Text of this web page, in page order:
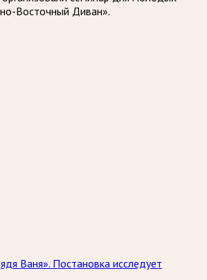
Восточный Диван».
Ваня». Постановка исследует